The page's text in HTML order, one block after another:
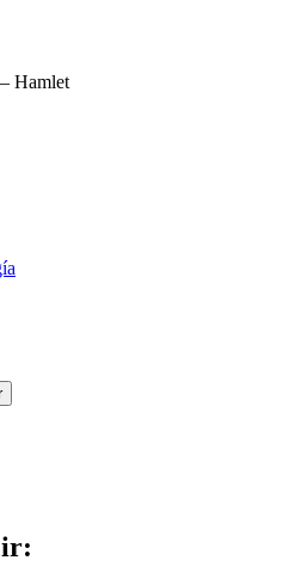
Hamlet